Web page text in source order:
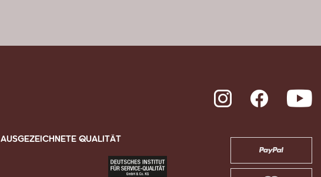
InstagramFacebook
AUSGEZEICHNETE QUALITÄT